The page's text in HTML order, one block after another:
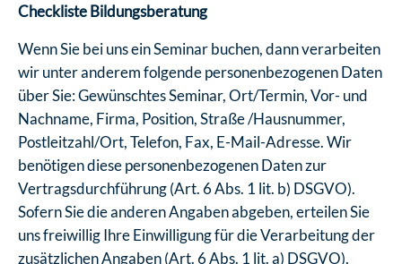
Checkliste Bildungsberatung
Wenn Sie bei uns ein Seminar buchen, dann verarbeiten
wir unter anderem folgende personenbezogenen Daten
über Sie: Gewünschtes Seminar, Ort/Termin, Vor- und
Nachname, Firma, Position, Straße /Hausnummer,
Postleitzahl/Ort, Telefon, Fax, E-Mail-Adresse. Wir
benötigen diese personenbezogenen Daten zur
Vertragsdurchführung (Art. 6 Abs. 1 lit. b) DSGVO).
Sofern Sie die anderen Angaben abgeben, erteilen Sie
uns freiwillig Ihre Einwilligung für die Verarbeitung der
zusätzlichen Angaben (Art. 6 Abs. 1 lit. a) DSGVO),